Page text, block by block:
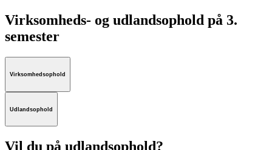
Virksomheds- og udlandsophold på 3.
semester
Virksomhedsophold
Udlandsophold
Vil du på udlandsophold?